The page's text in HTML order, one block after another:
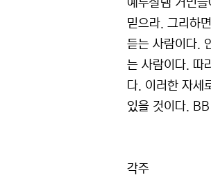
예루살렘 거민
믿으라. 그리하
듣는 사람이다.
는 사람이다. 따
다. 이러한 자세
있을 것이다. BB
각주